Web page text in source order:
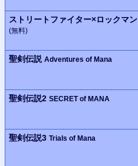
ストリートファイター×ロックマン
(無料)
聖剣伝説 Adventures of Mana
聖剣伝説2 SECRET of MANA
聖剣伝説3 Trials of Mana